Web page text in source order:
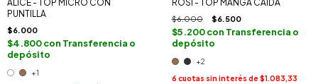
ALICE - TOP MICRO CON
PUNTILLA
$6.000
$4.800con Transferencia o
depósito
+1
ROSI - TOP MANGA CAIDA
$6.000 $6.500
$5.200con Transferencia o
depósito
+2
6 cuotas sin interés de $1.083,33